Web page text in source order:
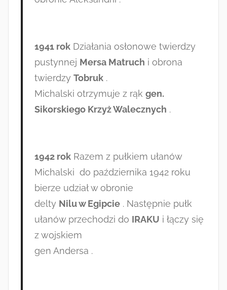
1941 rokDziałania osłonowe twierdzy
pustynnej Mersa Matruch i obrona
twierdzy Tobruk.
Michalski otrzymuje z rąk gen.
Sikorskiego Krzyż Walecznych .
1942 rokRazem z pułkiem ułanów
Michalski do października 1942 roku
bierze udział w obronie
delty Nilu w Egipcie. Następnie pułk
ułanów przechodzi do IRAKU i łączy się
z wojskiem
gen Andersa .